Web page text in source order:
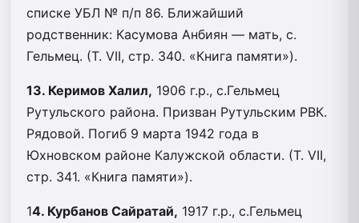
списке УБЛ № п/п 86. Ближайший
родственник: Касумова Анбиян — мать, с.
Гельмец. (Т. VII, стр. 340. «Книга памяти»).
13. Керимов Халил, 1906 г.р., с.Гельмец
Рутульского района. Призван Рутульским РВК.
Рядовой. Погиб 9 марта 1942 года в
Юхновском районе Калужской области. (Т. VII,
стр. 341. «Книга памяти»).
14. Курбанов Сайратай, 1917 г.р., с.Гельмец